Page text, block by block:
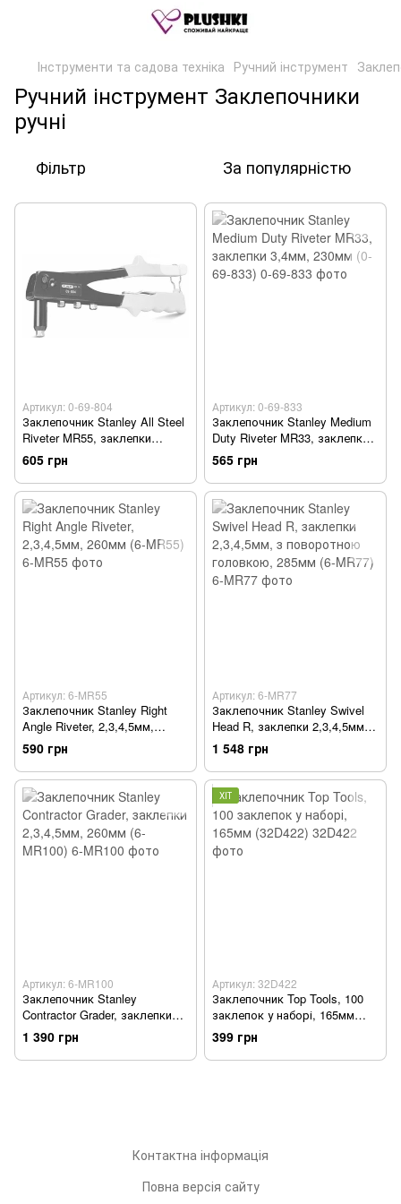
Інструменти та садова техніка Ручний інструмент
Ручний інструмент Заклепочники
ручні
Фільтр За популярністю
Артикул: 0-69-804
Заклепочник Stanley All Steel
Riveter MR55, заклепки
2,3,4,5мм, 260мм (0-69-804)
605 грн
Артикул: 0-69-833
Заклепочник Stanley Medium
Duty Riveter MR33, заклепки
3,4мм, 230мм (0-69-833)
565 грн
Артикул: 6-MR55
Заклепочник Stanley Right
Angle Riveter, 2,3,4,5мм,
260мм (6-MR55)
590 грн
Артикул: 6-MR77
Заклепочник Stanley Swivel
Head R, заклепки 2,3,4,5мм, з
поворотною головкою,
285мм (6-MR77)
1 548 грн
Артикул: 6-MR100
Заклепочник Stanley
Contractor Grader, заклепки
2,3,4,5мм, 260мм (6-MR100)
1 390 грн
ХІТ
Артикул: 32D422
Заклепочник Top Tools, 100
заклепок у наборі, 165мм
(32D422)
399 грн
Контактна інформація
Повна версія сайту